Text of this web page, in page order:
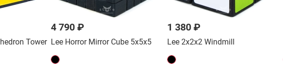
Tower
4 790 ₽
Lee Horror Mirror Cube 5x5x5
1 380 ₽
Lee 2x2x2 Windmill